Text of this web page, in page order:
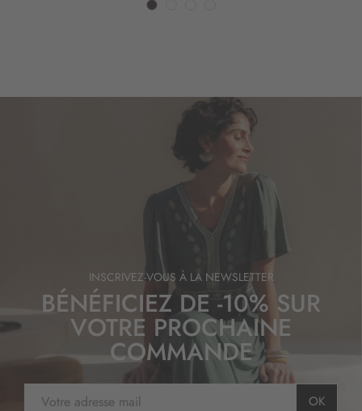
INSCRIVEZ-VOUS À LA NEWSLETTER
BÉNÉFICIEZ DE -10% SUR
VOTRE PROCHAINE
COMMANDE
OK